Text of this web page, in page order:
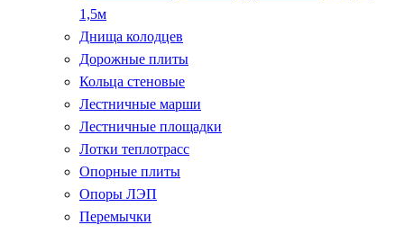
1,5м
Днища колодцев
Дорожные плиты
Кольца стеновые
Лестничные марши
Лестничные площадки
Лотки теплотрасс
Опорные плиты
Опоры ЛЭП
Перемычки